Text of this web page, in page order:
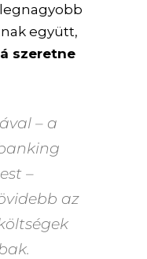
együtt,
szeretne
– a
–
az